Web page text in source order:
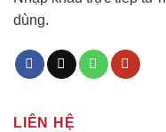
dùng.
LIÊN HỆ